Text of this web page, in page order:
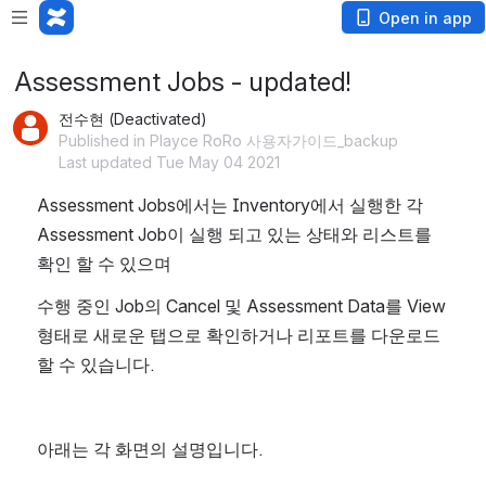
Open in app
Assessment Jobs - updated!
전수현 (Deactivated)
Published in Playce RoRo 사용자가이드_backup
Last updated Tue May 04 2021
Assessment Jobs에서는 Inventory에서 실행한 각
Assessment Job이 실행 되고 있는 상태와 리스트를
확인 할 수 있으며
수행 중인 Job의 Cancel 및 Assessment Data를 View
형태로 새로운 탭으로 확인하거나 리포트를 다운로드
할 수 있습니다.
아래는 각 화면의 설명입니다.